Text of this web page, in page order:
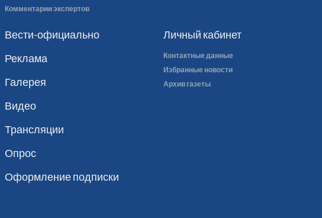
Личный кабинет
Контактные данные
Избранные новости
Архив газеты
Комментарии экспертов
Вести-официально
Реклама
Галерея
Видео
Трансляции
Опрос
Оформление подписки